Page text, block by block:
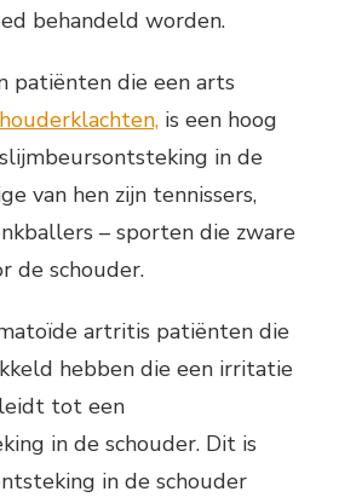
behandeld worden.
patiënten die een arts
is een hoog
in de
van hen zijn tennissers,
– sporten die zware
de schouder.
artritis patiënten die
hebben die een irritatie
tot een
in de schouder. Dit is
in de schouder